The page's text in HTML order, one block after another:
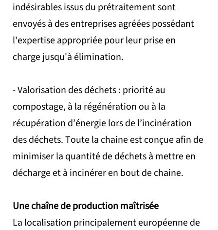
indésirables issus du prétraitement sont
envoyés à des entreprises agréées possédant
l'expertise appropriée pour leur prise en
charge jusqu'à élimination.
- Valorisation des déchets : priorité au
compostage, à la régénération ou à la
récupération d’énergie lors de l’incinération
des déchets. Toute la chaine est conçue afin de
minimiser la quantité de déchets à mettre en
décharge et à incinérer en bout de chaine.
Une chaîne de production maîtrisée
La localisation principalement européenne de